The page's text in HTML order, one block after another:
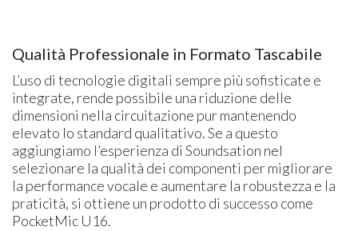
Qualità Professionale in Formato Tascabile
L’uso di tecnologie digitali sempre più sofisticate e
integrate, rende possibile una riduzione delle
dimensioni nella circuitazione pur mantenendo
elevato lo standard qualitativo. Se a questo
aggiungiamo l’esperienza di Soundsation nel
selezionare la qualità dei componenti per migliorare
la performance vocale e aumentare la robustezza e la
praticità, si ottiene un prodotto di successo come
PocketMic U16.